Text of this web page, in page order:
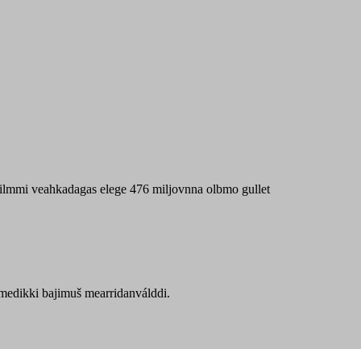
veahkadagas elege 476 miljovnna olbmo gullet
bajimuš mearridanválddi.